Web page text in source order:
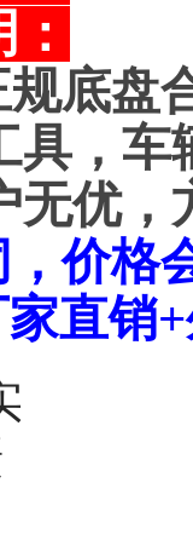
底盘
具，
无优，
价格
直销